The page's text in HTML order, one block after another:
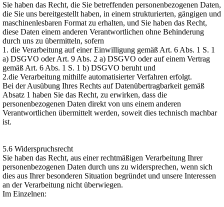
Sie haben das Recht, die Sie betreffenden personenbezogenen Daten,
die Sie uns bereitgestellt haben, in einem strukturierten, gängigen und
maschinenlesbaren Format zu erhalten, und Sie haben das Recht,
diese Daten einem anderen Verantwortlichen ohne Behinderung
durch uns zu übermitteln, sofern
1. die Verarbeitung auf einer Einwilligung gemäß Art. 6 Abs. 1 S. 1
a) DSGVO oder Art. 9 Abs. 2 a) DSGVO oder auf einem Vertrag
gemäß Art. 6 Abs. 1 S. 1 b) DSGVO beruht und
2.die Verarbeitung mithilfe automatisierter Verfahren erfolgt.
Bei der Ausübung Ihres Rechts auf Datenübertragbarkeit gemäß
Absatz 1 haben Sie das Recht, zu erwirken, dass die
personenbezogenen Daten direkt von uns einem anderen
Verantwortlichen übermittelt werden, soweit dies technisch machbar
ist.
5.6 Widerspruchsrecht
Sie haben das Recht, aus einer rechtmäßigen Verarbeitung Ihrer
personenbezogenen Daten durch uns zu widersprechen, wenn sich
dies aus Ihrer besonderen Situation begründet und unsere Interessen
an der Verarbeitung nicht überwiegen.
Im Einzelnen: